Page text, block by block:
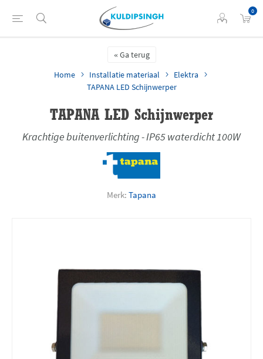
0
Ga terug
Home
Installatie materiaal
Elektra
TAPANA LED Schijnwerper
TAPANA LED Schijnwerper
Krachtige buitenverlichting - IP65 waterdicht 100W
Merk: Tapana